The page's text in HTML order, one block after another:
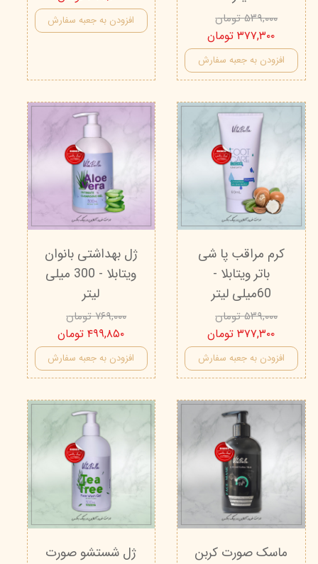
۵۳۹,۰۰۰ تومان
۳۷۷,۳۰۰ تومان
افزودن به جعبه سفارش
افزودن به جعبه سفارش
کرم مراقب پا شی
باتر ویتابلا -
60میلی لیتر
۵۳۹,۰۰۰ تومان
۳۷۷,۳۰۰ تومان
افزودن به جعبه سفارش
ژل بهداشتی بانوان
ویتابلا - 300 میلی
لیتر
۷۶۹,۰۰۰ تومان
۴۹۹,۸۵۰ تومان
افزودن به جعبه سفارش
ماسک صورت کربن
ژل شستشو صورت